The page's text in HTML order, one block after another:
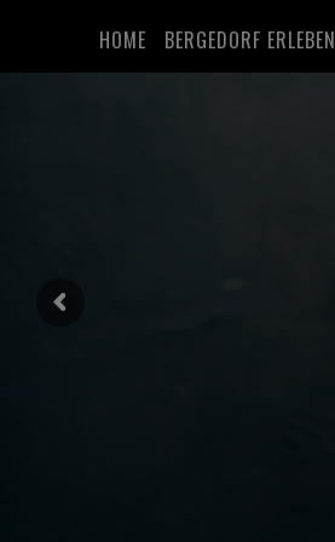
HOME BERGEDORF ERLEBEN